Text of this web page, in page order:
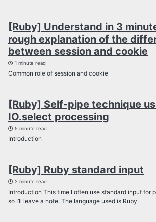
[Ruby] Understand in 3
rough explanation of the
between session and cookie
1 minute read
Common role of session and cookie
[Ruby] Self-pipe technique
IO.select processing
5 minute read
Introduction
[Ruby] Ruby standard input
2 minute read
Introduction This time I often use standard input for
so I’ll leave a note. The language used is Ruby.